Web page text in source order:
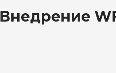
Внедрение